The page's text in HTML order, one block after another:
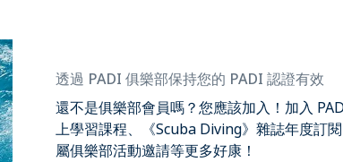
透過 PADI 俱樂部保持您的 PADI 認證有效
還不是俱樂部會員嗎？您應該加入！加入
上學習課程、《Scuba Diving》雜誌年度訂
屬俱樂部活動邀請等更多好康！